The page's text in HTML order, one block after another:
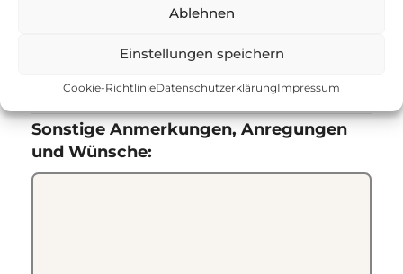
Ablehnen
Einstellungen speichern
Cookie-RichtlinieDatenschutzerklärungImpressum
Sonstige Anmerkungen, Anregungen
und Wünsche: